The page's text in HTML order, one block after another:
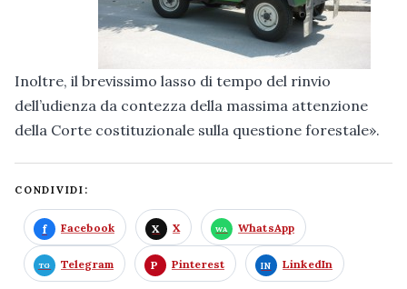
Inoltre, il brevissimo lasso di tempo del rinvio
dell’udienza da contezza della massima attenzione
della Corte costituzionale sulla questione forestale».
CONDIVIDI:
Facebook X WhatsApp
Telegram Pinterest LinkedIn